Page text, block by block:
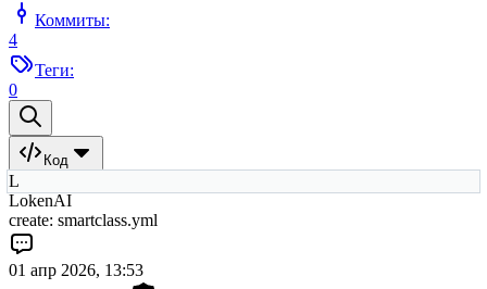
Коммиты:
4
Теги:
0
Код
L
LokenAI
create: smartclass.yml
01 апр 2026, 13:53